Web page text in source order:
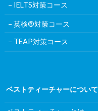
IELTS対策コース
英検®対策コース
TEAP対策コース
ベストティーチャーについて